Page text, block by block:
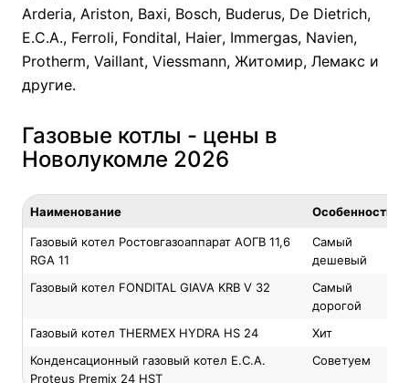
Arderia, Ariston, Baxi, Bosch, Buderus, De Dietrich,
E.C.A., Ferroli, Fondital, Haier, Immergas, Navien,
Protherm, Vaillant, Viessmann, Житомир, Лемакс и
другие.
Газовые котлы - цены в
Новолукомле 2026
Наименование Особенность
Газовый котел Ростовгазоаппарат АОГВ 11,6
RGA 11
Самый
дешевый
Газовый котел FONDITAL GIAVA KRB V 32
Самый
дорогой
Газовый котел THERMEX HYDRA HS 24
Хит
Конденсационный газовый котел E.C.A.
Proteus Premix 24 HST
Советуем